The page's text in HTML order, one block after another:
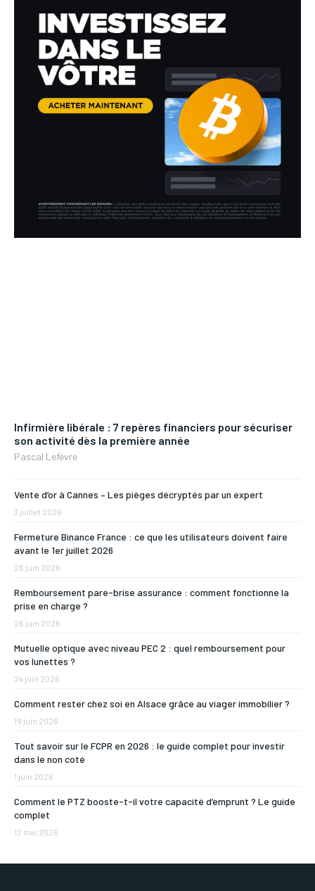
Infirmière libérale : 7 repères financiers pour sécuriser
son activité dès la première année
Pascal Lefèvre
Vente d’or à Cannes – Les pièges décryptés par un expert
3 juillet 2026
Fermeture Binance France : ce que les utilisateurs doivent faire
avant le 1er juillet 2026
26 juin 2026
Remboursement pare-brise assurance : comment fonctionne la
prise en charge ?
26 juin 2026
Mutuelle optique avec niveau PEC 2 : quel remboursement pour
vos lunettes ?
24 juin 2026
Comment rester chez soi en Alsace grâce au viager immobilier ?
19 juin 2026
Tout savoir sur le FCPR en 2026 : le guide complet pour investir
dans le non coté
1 juin 2026
Comment le PTZ booste-t-il votre capacité d’emprunt ? Le guide
complet
12 mai 2026